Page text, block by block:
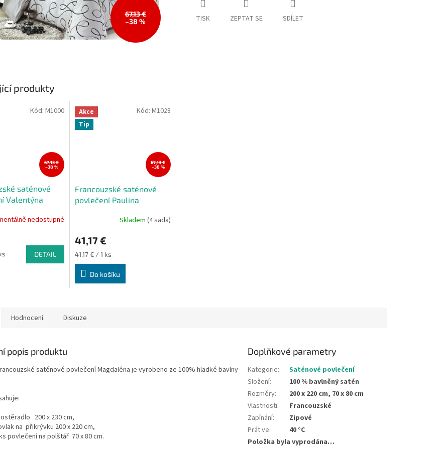
67,13 €
–38 %
TISK ZEPTAT SE SDÍLET
produkty
67,13 €
–38 %
saténové
Valentýna
nedostupné
DETAIL
Kód: M1000
Akce
Tip
67,13 €
–38 %
Francouzské saténové
povlečení Paulina
Skladem (4 sada)
41,17 €
Měrná
cena:
41,17 € / 1 ks
Do košíku
Kód: M1028
Hodnocení Diskuze
popis produktu
saténové povlečení Magdaléna je vyrobeno ze 100% hladké bavlny-
200 x 230 cm,
na přikrývku 200 x 220 cm,
povlečení na polštář 70 x 80 cm.
Doplňkové parametry
Kategorie:
Saténové povlečení
Složení:
100 % bavlněný satén
Rozměry:
200 x 220 cm, 70 x 80 cm
Vlastnosti:
Francouzské
Zapínání:
Zipové
Prát ve:
40 °C
Položka byla vyprodána…